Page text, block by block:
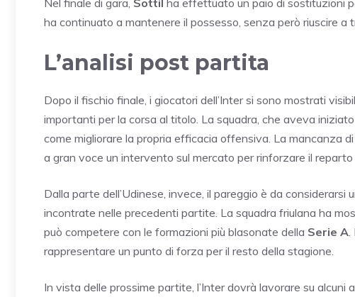
ha continuato a mantenere il possesso, senza però riuscire a
L’analisi post partita
Dopo il fischio finale, i giocatori dell’Inter si sono mostrati
importanti per la corsa al titolo. La squadra, che aveva
come migliorare la propria efficacia offensiva. La mancanza
a gran voce un intervento sul mercato per rinforzare il reparto
Dalla parte dell’Udinese, invece, il pareggio è da
incontrate nelle precedenti partite. La squadra friulana ha
può competere con le formazioni più blasonate della Serie A
rappresentare un punto di forza per il resto della stagione.
In vista delle prossime partite, l’Inter dovrà lavorare su